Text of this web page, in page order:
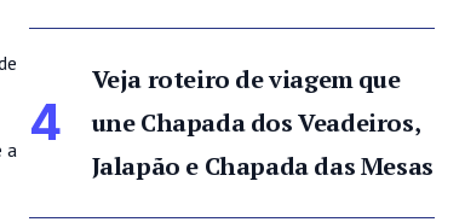
a
4
Veja roteiro de viagem que
une Chapada dos Veadeiros,
Jalapão e Chapada das Mesas